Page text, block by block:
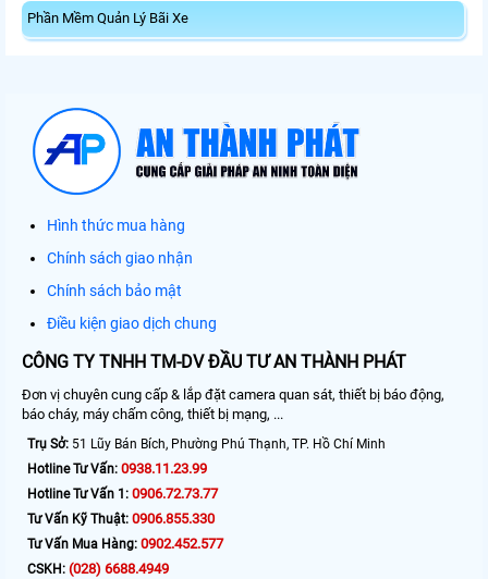
Phần Mềm Quản Lý Bãi Xe
Hình thức mua hàng
Chính sách giao nhận
Chính sách bảo mật
Điều kiện giao dịch chung
CÔNG TY TNHH TM-DV ĐẦU TƯ AN THÀNH PHÁT
Đơn vị chuyên cung cấp & lắp đặt camera quan sát, thiết bị báo động,
báo cháy, máy chấm công, thiết bị mạng, ...
Trụ Sở: 51 Lũy Bán Bích, Phường Phú Thạnh, TP. Hồ Chí Minh
Hotline Tư Vấn: 0938.11.23.99
Hotline Tư Vấn 1: 0906.72.73.77
Tư Vấn Kỹ Thuật: 0906.855.330
Tư Vấn Mua Hàng: 0902.452.577
CSKH: (028) 6688.4949